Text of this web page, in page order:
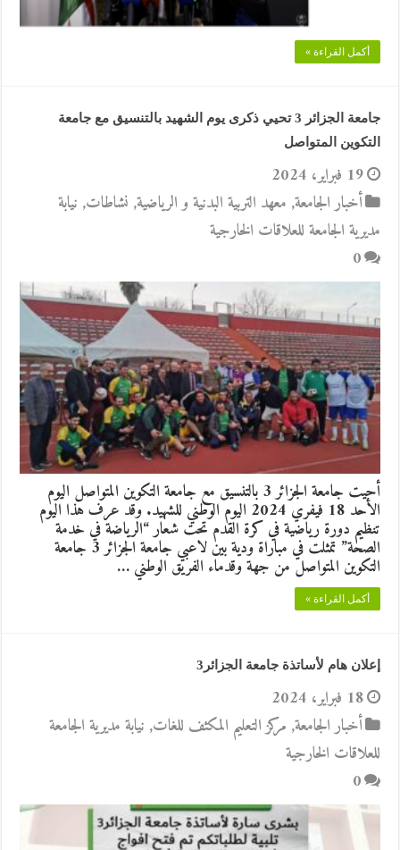
أكمل القراءة »
جامعة الجزائر 3 تحيي ذكرى يوم الشهيد بالتنسيق مع جامعة
التكوين المتواصل
19 فبراير، 2024
أخبار الجامعة, معهد التربية البدنية و الرياضية, نشاطات, نيابة
مديرية الجامعة للعلاقات الخارجية
0
أحيت جامعة الجزائر 3 بالتنسيق مع جامعة التكوين المتواصل اليوم
الأحد 18 فيفري 2024 اليوم الوطني للشهيد. وقد عرف هذا اليوم
تنظيم دورة رياضية في كرة القدم تحت شعار “الرياضة في خدمة
الصحة” تمثلت في مباراة ودية بين لاعبي جامعة الجزائر 3 جامعة
التكوين المتواصل من جهة وقدماء الفريق الوطني …
أكمل القراءة »
إعلان هام لأساتذة جامعة الجزائر3
18 فبراير، 2024
أخبار الجامعة, مركز التعليم المكثف للغات, نيابة مديرية الجامعة
للعلاقات الخارجية
0